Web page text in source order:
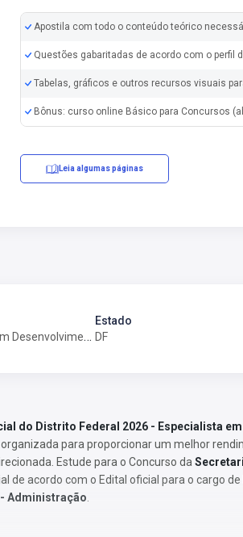
Apostila com todo o conteúdo teórico
Questões gabaritadas de acordo com o perfil
Tabelas, gráficos e outros recursos visuais
Bônus: curso online Básico para Concursos
Leia algumas páginas
Especialista em Desenvolvimento e Assistência Social (EDAS) - Administração
Estado
DF
do Distrito Federal 2026 - Especialista
para proporcionar um melhor
Estude para o Concurso da
de acordo com o Edital oficial para o cargo de
Administração